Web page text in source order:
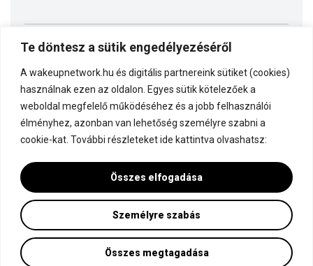
Te döntesz a sütik engedélyezéséről
A wakeupnetwork.hu és digitális partnereink sütiket (cookies)
használnak ezen az oldalon. Egyes sütik kötelezőek a
weboldal megfelelő működéséhez és a jobb felhasználói
élményhez, azonban van lehetőség személyre szabni a
cookie-kat. További részleteket ide kattintva olvashatsz:
Személyre szabás
Összes megtagadása
Összes elfogadása
Ez is a WakeUp
Kapcsolódj a WakeUp-hoz!
Dokumentáció
Adatvédelmi és cookie beállítások
Minden jog fenntartva! © WakeUp Network 2015-2026 by Marczinka Mátyás